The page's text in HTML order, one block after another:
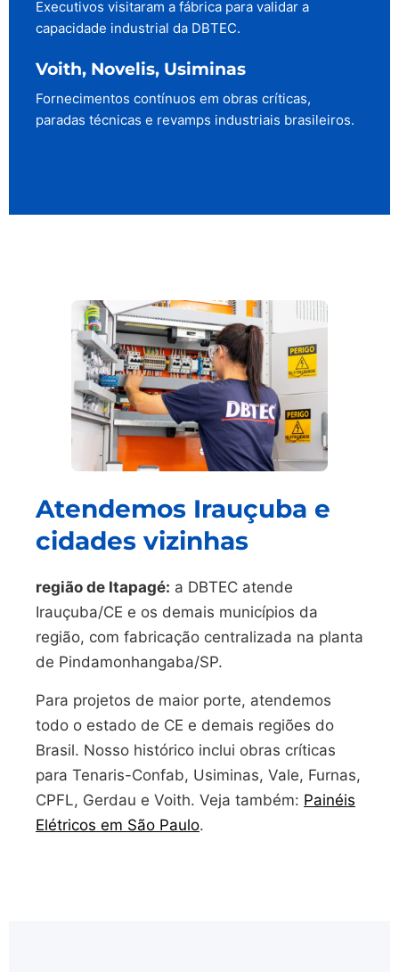
Executivos visitaram a fábrica para validar a
capacidade industrial da DBTEC.
Voith, Novelis, Usiminas
Fornecimentos contínuos em obras críticas,
paradas técnicas e revamps industriais brasileiros.
Atendemos Irauçuba e
cidades vizinhas
região de Itapagé: a DBTEC atende
Irauçuba/CE e os demais municípios da
região, com fabricação centralizada na planta
de Pindamonhangaba/SP.
Para projetos de maior porte, atendemos
todo o estado de CE e demais regiões do
Brasil. Nosso histórico inclui obras críticas
para Tenaris-Confab, Usiminas, Vale, Furnas,
CPFL, Gerdau e Voith. Veja também: Painéis
Elétricos em São Paulo.